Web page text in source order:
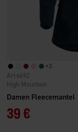
4.7 von 5 Sternen
+3
Damen Fleecemantel
High Mountain
6692
39 €